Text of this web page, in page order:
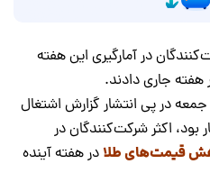
در آمارگیری این هفته
جاری دادند.
جمعه در پی انتشار گزارش اشتغال
بود، اکثر شرکت‌کنندگان در
قیمت‌های طلا در هفته آینده